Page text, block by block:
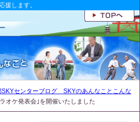
します。
SKYセンターブログ SKYのあんなことこんな
ケ発表会｣を開催いたしました